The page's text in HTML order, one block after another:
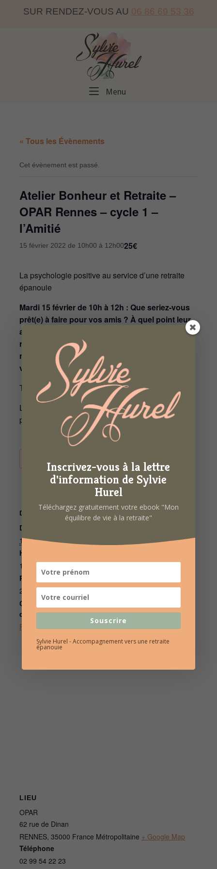
SUR RENDEZ-VOUS AU 06 86 69 53 36
Home
Menu
« Tous les Évènements
Cet évènement est passé.
Atelier Bonheur et Retraite –
OPAR Rennes – cycle 1 –
l’Amitié
15 février 2022 de 10h00 à 12h0025€
La psychologie positive au service d’une retraite
épanouie
Mardi 15 février de 10h à 12h : Que seriez-vous
prêt(e) à faire pour vos amis ? À quel point leur
avis compte-t-il pour vous ? Rencontrer de
nouvelles personnes, se faire de nouvelles
relations est-il quelque chose d’important pour
vous ? Y parvenez-vous facilement ?
Tarif : 25€ l’atelier + adhésion annuelle à l’OPAR
L’atelier aura lieu pour un minimum d’inscrits de 6
personnes et un maximum de 9 personnes.
DÉTAILS
Date :
15 février 2022
Heure :
10h00 à 12h00
Prix :
25€
Catégorie
d’Évènement:
Psychologie Positive
E-mail
LIEU
OPAR
62 rue de Dinan
RENNES, 35000 France Métropolitaine + Google Map
Téléphone
02 99 54 22 23
Inscrivez-vous à la lettre
d'information de Sylvie
Hurel
Téléchargez gratuitement votre ebook "Mon
équilibre de vie à la retraite"
Souscrire
Sylvie Hurel - Accompagnement vers une retraite
épanouie